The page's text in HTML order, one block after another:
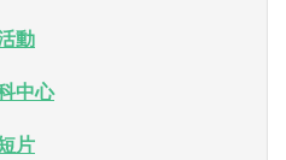
動
中心
片